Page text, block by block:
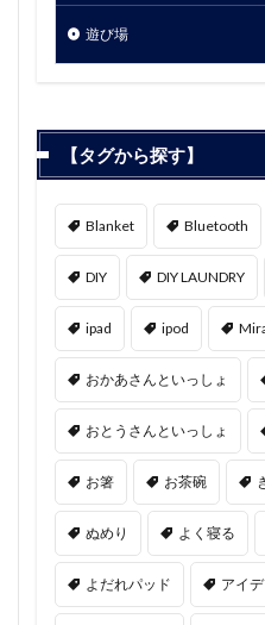
遊び場
【タグから探す】
Blanket Bluetooth
DIY DIY LAUNDRY
ipad ipod
おかあさんといっしょ
おとうさんといっしょ
お箸 お茶碗
ぬめり よく寝る
よだれパッド アイ